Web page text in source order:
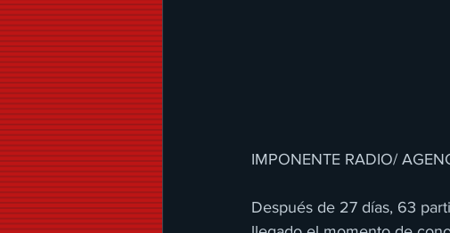
IMPONENTE RADIO/
Después de 27 días, 63